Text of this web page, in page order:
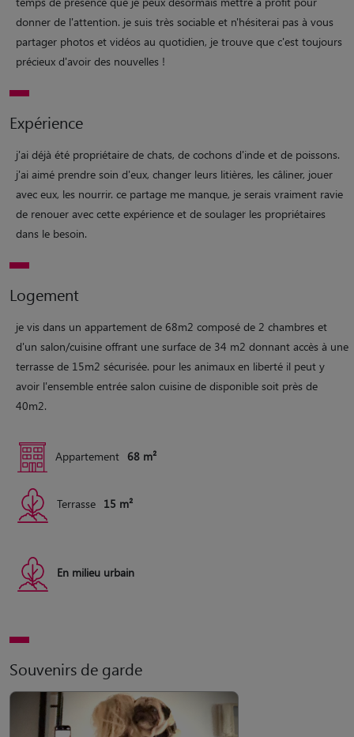
donner de l'attention. je suis très sociable et n'hésiterai pas à vous
partager photos et vidéos au quotidien, je trouve que c'est toujours
précieux d'avoir des nouvelles !
Expérience
j'ai déjà été propriétaire de chats, de cochons d'inde et de poissons.
j'ai aimé prendre soin d'eux, changer leurs litières, les câliner, jouer
avec eux, les nourrir. ce partage me manque, je serais vraiment ravie
de renouer avec cette expérience et de soulager les propriétaires
dans le besoin.
Logement
je vis dans un appartement de 68m2 composé de 2 chambres et
d'un salon/cuisine offrant une surface de 34 m2 donnant accès à une
terrasse de 15m2 sécurisée. pour les animaux en liberté il peut y
avoir l'ensemble entrée salon cuisine de disponible soit près de
40m2.
Appartement 68 m²
Terrasse 15 m²
En milieu urbain
Souvenirs de garde